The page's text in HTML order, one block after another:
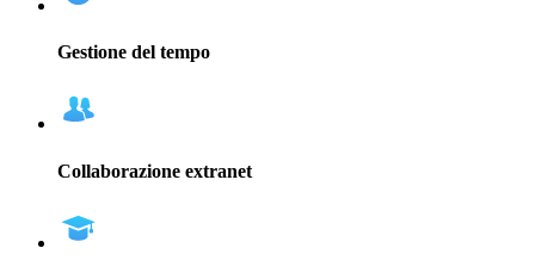
Gestione del tempo
Collaborazione extranet